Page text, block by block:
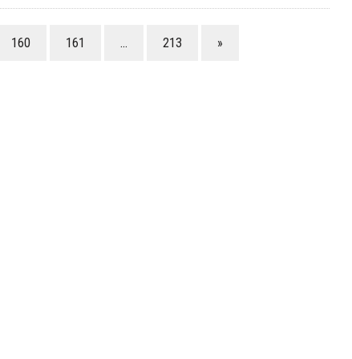
160 161 … 213 »